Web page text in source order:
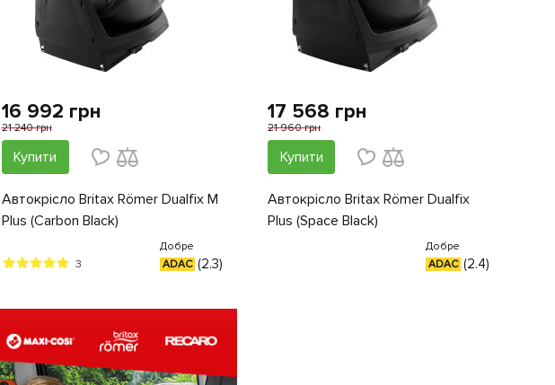
16 992 грн
21 240 грн
Купити
Автокрiсло Britax Römer Dualfix M
Plus (Carbon Black)
3
Добре
ADAC (2.3)
17 568 грн
21 960 грн
Купити
Автокрiсло Britax Römer Dualfix
Plus (Space Black)
Добре
ADAC (2.4)